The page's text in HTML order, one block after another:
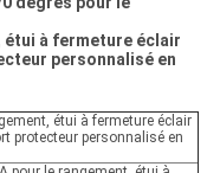
étui à fermeture éclair
personnalisé en
étui à fermeture éclair
protecteur personnalisé en